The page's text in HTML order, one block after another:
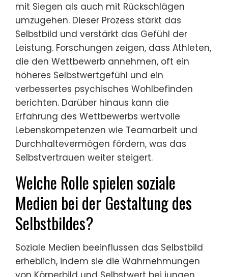
mit Siegen als auch mit Rückschlägen
umzugehen. Dieser Prozess stärkt das
Selbstbild und verstärkt das Gefühl der
Leistung. Forschungen zeigen, dass Athleten,
die den Wettbewerb annehmen, oft ein
höheres Selbstwertgefühl und ein
verbessertes psychisches Wohlbefinden
berichten. Darüber hinaus kann die
Erfahrung des Wettbewerbs wertvolle
Lebenskompetenzen wie Teamarbeit und
Durchhaltevermögen fördern, was das
Selbstvertrauen weiter steigert.
Welche Rolle spielen soziale
Medien bei der Gestaltung des
Selbstbildes?
Soziale Medien beeinflussen das Selbstbild
erheblich, indem sie die Wahrnehmungen